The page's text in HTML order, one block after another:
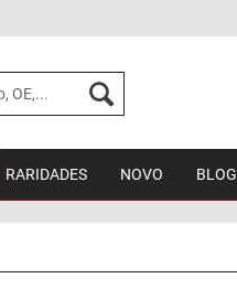
RARIDADES NOVO